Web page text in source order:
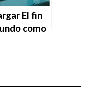
El fin
como